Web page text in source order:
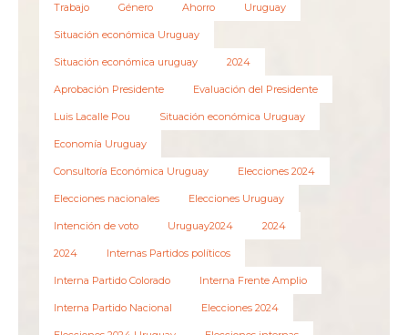
Trabajo Género Ahorro Uruguay
Situación económica Uruguay
Situación económica uruguay 2024
Aprobación Presidente Evaluación del Presidente
Luis Lacalle Pou Situación económica Uruguay
Economía Uruguay
Consultoría Económica Uruguay Elecciones 2024
Elecciones nacionales Elecciones Uruguay
Intención de voto Uruguay2024 2024
2024 Internas Partidos políticos
Interna Partido Colorado Interna Frente Amplio
Interna Partido Nacional Elecciones 2024